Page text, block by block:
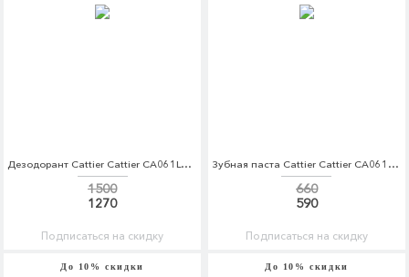
Дезодорант Cattier Cattier CA061LWSPS31
1500
1270
Подписаться на скидку
Зубная паста Cattier Cattier CA061LWFUP73
660
590
Подписаться на скидку
До 10% скидки До 10% скидки